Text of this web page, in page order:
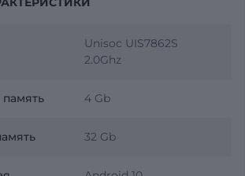
Unisoc UIS7862S
2.0Ghz
4 Gb
32 Gb